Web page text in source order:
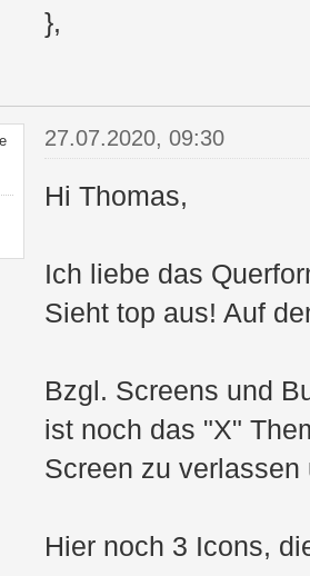
},
27.07.2020, 09:30
Hi Thomas,
Ich liebe das
Sieht top aus! Auf
Bzgl. Screens und
ist noch das "X"
Screen zu
Hier noch 3 Icons,